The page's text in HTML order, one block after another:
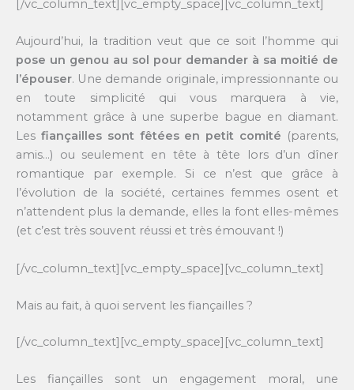
[/vc_column_text][vc_empty_space][vc_column_text]
Aujourd’hui, la tradition veut que ce soit l’homme qui
pose un genou au sol pour demander à sa moitié de
l’épouser. Une demande originale, impressionnante ou
en toute simplicité qui vous marquera à vie,
notamment grâce à une superbe bague en diamant.
Les fiançailles sont fêtées en petit comité (parents,
amis…) ou seulement en tête à tête lors d’un dîner
romantique par exemple. Si ce n’est que grâce à
l’évolution de la société, certaines femmes osent et
n’attendent plus la demande, elles la font elles-mêmes
(et c’est très souvent réussi et très émouvant !)
[/vc_column_text][vc_empty_space][vc_column_text]
Mais au fait, à quoi servent les fiançailles ?
[/vc_column_text][vc_empty_space][vc_column_text]
Les fiançailles sont un engagement moral, une